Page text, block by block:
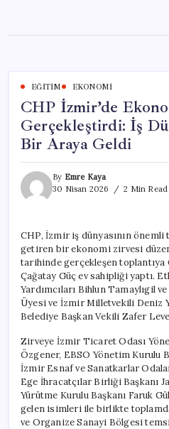
content
EĞITIM EKONOMI
CHP İzmir’de
Gerçekleştirdi: İş
Bir Araya Geldi
By Emre Kaya
30 Nisan 2026
2 Min Read
CHP, İzmir iş dünyasının
getiren bir ekonomi zirvesi
tarihinde gerçekleşen toplantıya
Çağatay Güç ev sahipliği yaptı.
Yardımcıları Bihlun Tamaylıgil
Üyesi ve İzmir Milletvekili Deniz
Belediye Başkan Vekili Zafer
Zirveye İzmir Ticaret Odası
Özgener, EBSO Yönetim Kurulu
İzmir Esnaf ve Sanatkarlar
Ege İhracatçılar Birliği Başkanı
Yürütme Kurulu Başkanı Faruk
gelen isimleri ile birlikte
ve Organize Sanayi Bölgesi